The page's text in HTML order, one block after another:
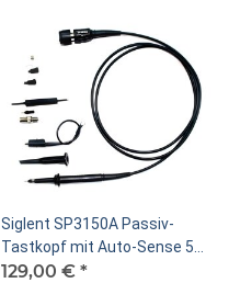
Siglent SP3150A Passiv-
Tastkopf mit Auto-Sense 500
MHz für SDS6000A
129,00 € *